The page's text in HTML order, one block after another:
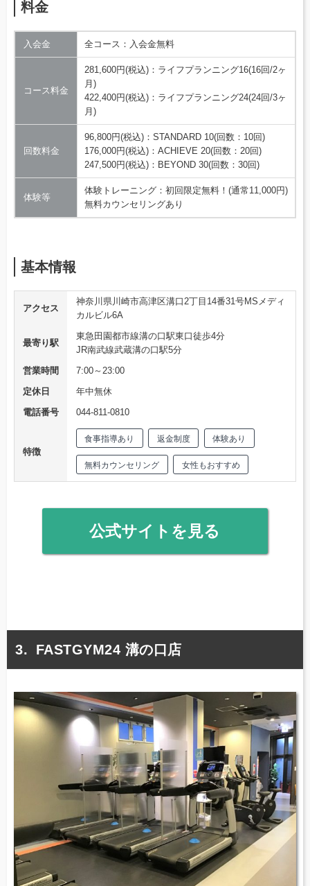
料金
入会金 全コース：入会金無料
コース料金
281,600円(税込)：ライフプランニング16(16回/2ヶ
月)
422,400円(税込)：ライフプランニング24(24回/3ヶ
月)
回数料金
96,800円(税込)：STANDARD 10(回数：10回)
176,000円(税込)：ACHIEVE 20(回数：20回)
247,500円(税込)：BEYOND 30(回数：30回)
体験等
体験トレーニング：初回限定無料！(通常11,000円)
無料カウンセリングあり
基本情報
アクセス
神奈川県川崎市高津区溝口2丁目14番31号MSメディ
カルビル6A
最寄り駅
東急田園都市線溝の口駅東口徒歩4分
JR南武線武蔵溝の口駅5分
営業時間
7:00～23:00
定休日
年中無休
電話番号
044-811-0810
特徴
食事指導あり 返金制度 体験あり
無料カウンセリング 女性もおすすめ
公式サイトを見る
FASTGYM24 溝の口店